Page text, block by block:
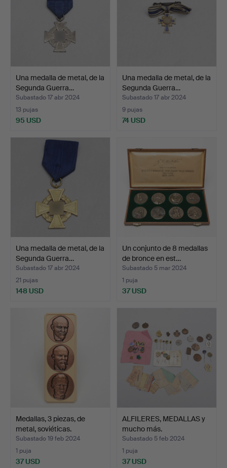
Una medalla de metal, de la
Segunda Guerra…
Subastado 17 abr 2024
13 pujas
95 USD
Una medalla de metal, de la
Segunda Guerra…
Subastado 17 abr 2024
9 pujas
74 USD
Una medalla de metal, de la
Segunda Guerra…
Subastado 17 abr 2024
21 pujas
148 USD
Un conjunto de 8 medallas
de bronce en est…
Subastado 5 mar 2024
1 puja
37 USD
Medallas, 3 piezas, de
metal, soviéticas.
Subastado 19 feb 2024
1 puja
37 USD
ALFILERES, MEDALLAS y
mucho más.
Subastado 5 feb 2024
1 puja
37 USD